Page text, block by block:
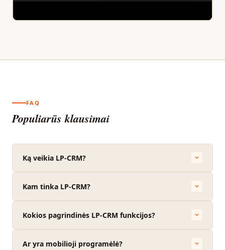
FAQ
Populiarūs klausimai
Ką veikia LP-CRM?
Kam tinka LP-CRM?
Kokios pagrindinės LP-CRM funkcijos?
Ar yra mobilioji programėlė?